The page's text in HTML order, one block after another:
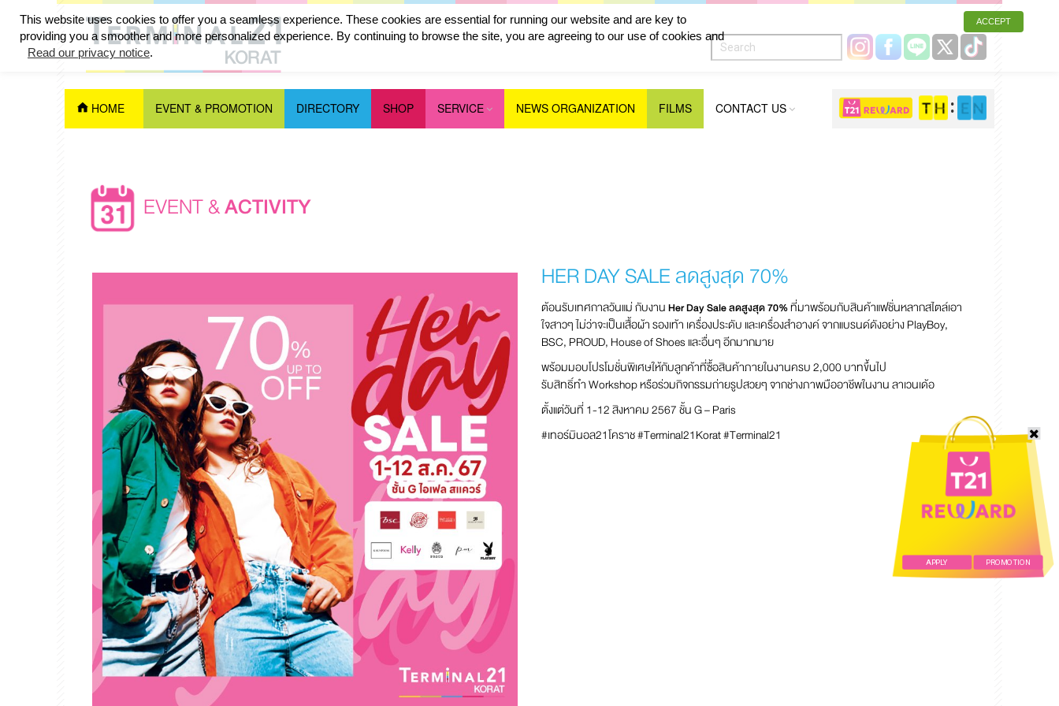
APPLY PROMOTION
HOME EVENT & PROMOTION DIRECTORY SHOP SERVICE NEWS ORGANIZATION FILMS CONTACT US
EVENT &ACTIVITY
HER DAY SALE ลดสูงสุด 70%
ต้อนรับเทศกาลวันแม่ กับงานHer Day Sale ลดสูงสุด 70%ที่มาพร้อมกับสินค้าแฟชั่นหลากสไตล์เอา
ใจสาวๆ ไม่ว่าจะเป็นเสื้อผ้า รองเท้า เครื่องประดับ และเครื่องสำอางค์ จากแบรนด์ดังอย่าง PlayBoy,
BSC, PROUD, House of Shoes และอื่นๆ อีกมากมาย
พร้อมมอบโปรโมชั่นพิเศษให้กับลูกค้าที่ซื้อสินค้าภายในงานครบ 2,000 บาทขึ้นไป
รับสิทธิ์ทำ Workshop หรือร่วมกิจกรรมถ่ายรูปสวยๆ จากช่างภาพมืออาชีพในงาน ลาเวนเด้อ
ตั้งแต่วันที่ 1-12 สิงหาคม 2567 ชั้น G – Paris
#เทอร์มินอล21โคราช #Terminal21Korat #Terminal21
This website uses cookies to offer you a seamless experience. These cookies are essential for running our website and are key to
providing you a smoother and more personalized experience. By continuing to browse the site, you are agreeing to our use of cookies and
Read our privacy notice.
ACCEPT